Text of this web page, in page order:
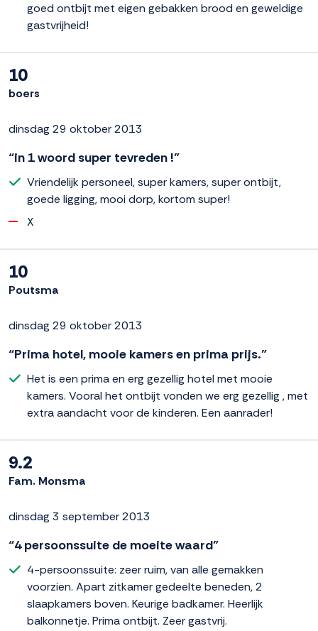
goed ontbijt met eigen gebakken brood en geweldige
gastvrijheid!
10
boers
dinsdag 29 oktober 2013
“in 1 woord super tevreden !”
Vriendelijk personeel, super kamers, super ontbijt,
goede ligging, mooi dorp, kortom super!
X
10
Poutsma
dinsdag 29 oktober 2013
“Prima hotel, mooie kamers en prima prijs.”
Het is een prima en erg gezellig hotel met mooie
kamers. Vooral het ontbijt vonden we erg gezellig , met
extra aandacht voor de kinderen. Een aanrader!
9.2
Fam. Monsma
dinsdag 3 september 2013
“4 persoonssuite de moeite waard”
4-persoonssuite: zeer ruim, van alle gemakken
voorzien. Apart zitkamer gedeelte beneden, 2
slaapkamers boven. Keurige badkamer. Heerlijk
balkonnetje. Prima ontbijt. Zeer gastvrij.